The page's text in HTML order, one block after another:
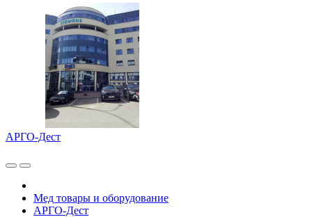
АРГО-Дест
Мед товары и оборудование
АРГО-Дест